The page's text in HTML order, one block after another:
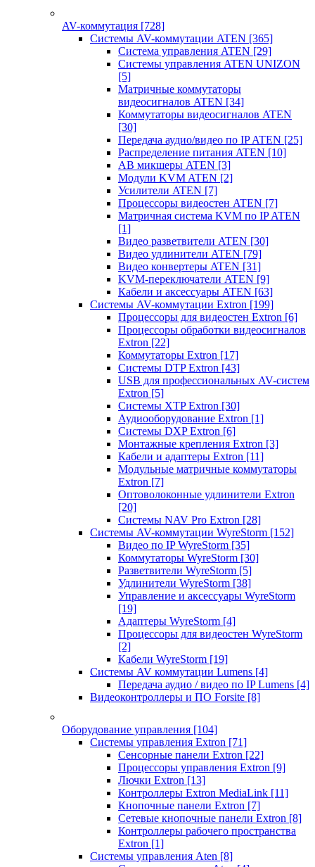
AV-коммутация [728]
Системы AV-коммутации ATEN [365]
Система управления ATEN [29]
Системы управления ATEN UNIZON
[5]
Матричные коммутаторы
видеосигналов ATEN [34]
Коммутаторы видеосигналов ATEN
[30]
Передача аудио/видео по IP ATEN [25]
Распределение питания ATEN [10]
АВ микшеры ATEN [3]
Модули KVM ATEN [2]
Усилители ATEN [7]
Процессоры видеостен ATEN [7]
Матричная система KVM по IP ATEN
[1]
Видео разветвители ATEN [30]
Видео удлинители ATEN [79]
Видео конвертеры ATEN [31]
KVM-переключатели ATEN [9]
Кабели и аксессуары ATEN [63]
Системы AV-коммутации Extron [199]
Процессоры для видеостен Extron [6]
Процессоры обработки видеосигналов
Extron [22]
Коммутаторы Extron [17]
Системы DTP Extron [43]
USB для профессиональных AV-систем
Extron [5]
Системы XTP Extron [30]
Аудиооборудование Extron [1]
Системы DXP Extron [6]
Монтажные крепления Extron [3]
Кабели и адаптеры Extron [11]
Модульные матричные коммутаторы
Extron [7]
Оптоволоконные удлинители Extron
[20]
Системы NAV Pro Extron [28]
Системы AV-коммутации WyreStorm [152]
Видео по IP WyreStorm [35]
Коммутаторы WyreStorm [30]
Разветвители WyreStorm [5]
Удлинители WyreStorm [38]
Управление и аксессуары WyreStorm
[19]
Адаптеры WyreStorm [4]
Процессоры для видеостен WyreStorm
[2]
Кабели WyreStorm [19]
Системы AV коммутации Lumens [4]
Передача аудио / видео по IP Lumens [4]
Видеоконтроллеры и ПО Forsite [8]
Оборудование управления [104]
Системы управления Extron [71]
Сенсорные панели Extron [22]
Процессоры управления Extron [9]
Лючки Extron [13]
Контроллеры Extron MediaLink [11]
Кнопочные панели Extron [7]
Сетевые кнопочные панели Extron [8]
Контроллеры рабочего пространства
Extron [1]
Системы управления Aten [8]